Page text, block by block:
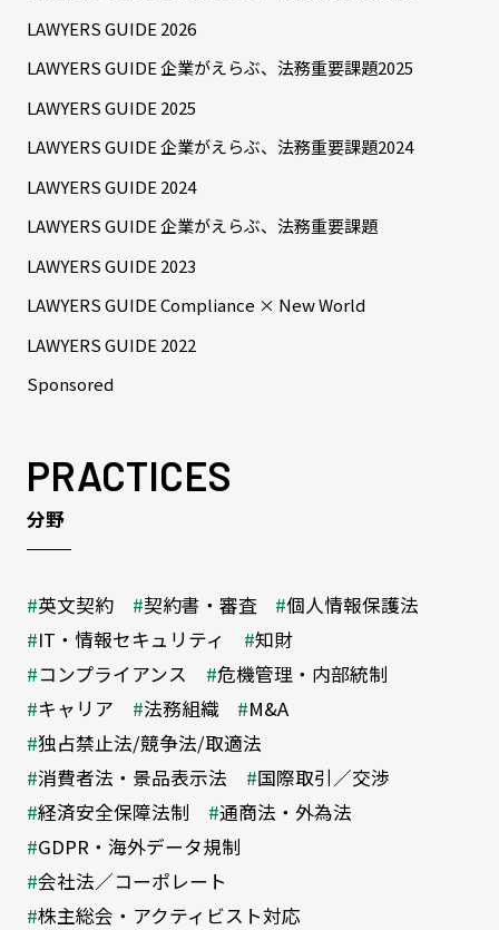
LAWYERS GUIDE 2026
LAWYERS GUIDE 企業がえらぶ、法務重要課題2025
LAWYERS GUIDE 2025
LAWYERS GUIDE 企業がえらぶ、法務重要課題2024
LAWYERS GUIDE 2024
LAWYERS GUIDE 企業がえらぶ、法務重要課題
LAWYERS GUIDE 2023
LAWYERS GUIDE Compliance × New World
LAWYERS GUIDE 2022
Sponsored
PRACTICES
分野
英文契約 契約書・審査
個人情報保護法
IT・情報セキュリティ
知財
コンプライアンス
危機管理・内部統制
キャリア
法務組織
M&A
独占禁止法/競争法/取適法
消費者法・景品表示法
国際取引／交渉
経済安全保障法制
通商法・外為法
GDPR・海外データ規制
会社法／コーポレート
株主総会・アクティビスト対応